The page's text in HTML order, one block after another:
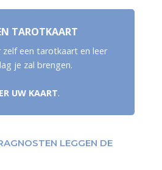
TAROTKAART
zelf een tarotkaart en leer
je zal brengen.
UW KAART.
LEGGEN DE